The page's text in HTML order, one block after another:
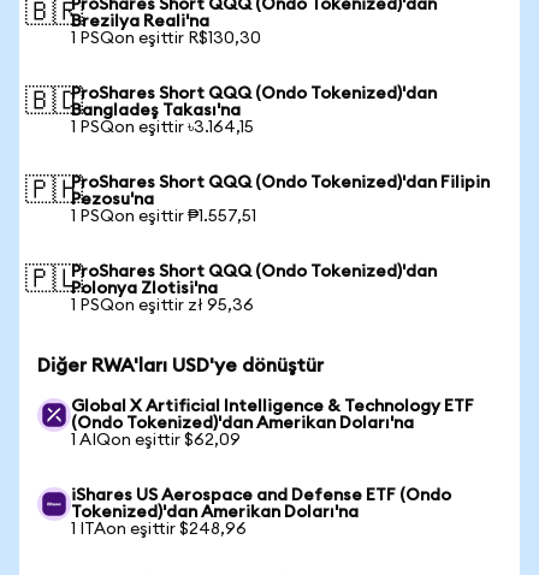
🇧🇷ProShares Short QQQ (Ondo Tokenized)'dan
Brezilya Reali'na
1 PSQon eşittir R$130,30
🇧🇩ProShares Short QQQ (Ondo Tokenized)'dan
Bangladeş Takası'na
1 PSQon eşittir ৳3.164,15
🇵🇭ProShares Short QQQ (Ondo Tokenized)'dan Filipin
Pezosu'na
1 PSQon eşittir ₱1.557,51
🇵🇱ProShares Short QQQ (Ondo Tokenized)'dan
Polonya Zlotisi'na
1 PSQon eşittir zł 95,36
Diğer RWA'ları USD'ye dönüştür
Global X Artificial Intelligence & Technology ETF
(Ondo Tokenized)'dan Amerikan Doları'na
1 AIQon eşittir $62,09
iShares US Aerospace and Defense ETF (Ondo
Tokenized)'dan Amerikan Doları'na
1 ITAon eşittir $248,96